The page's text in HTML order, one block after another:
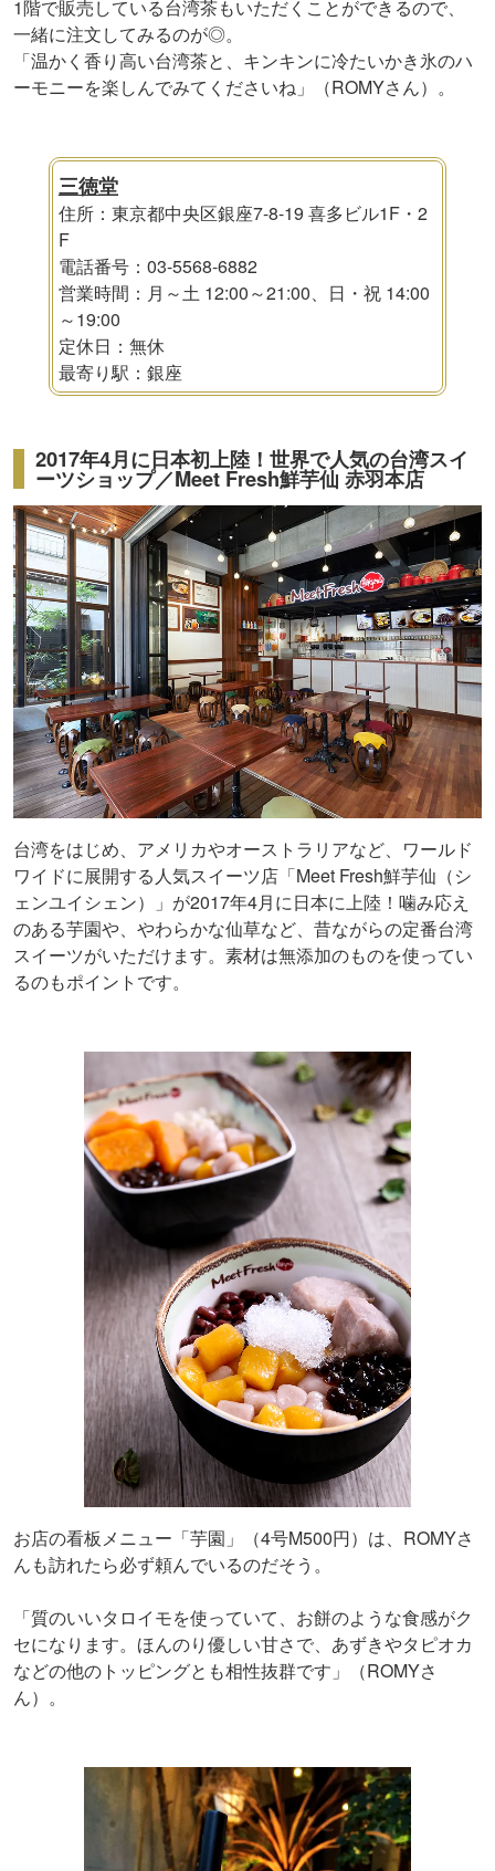
1階で販売している台湾茶もいただくことができるので、
一緒に注文してみるのが◎。
「温かく香り高い台湾茶と、キンキンに冷たいかき氷のハ
ーモニーを楽しんでみてくださいね」（ROMYさん）。
三徳堂
住所：東京都中央区銀座7-8-19 喜多ビル1F・2
F
電話番号：03-5568-6882
営業時間：月～土 12:00～21:00、日・祝 14:00
～19:00
定休日：無休
最寄り駅：銀座
2017年4月に日本初上陸！世界で人気の台湾スイ
ーツショップ／Meet Fresh鮮芋仙 赤羽本店
台湾をはじめ、アメリカやオーストラリアなど、ワールド
ワイドに展開する人気スイーツ店「Meet Fresh鮮芋仙（シ
ェンユイシェン）」が2017年4月に日本に上陸！噛み応え
のある芋園や、やわらかな仙草など、昔ながらの定番台湾
スイーツがいただけます。素材は無添加のものを使ってい
るのもポイントです。
お店の看板メニュー「芋園」（4号M500円）は、ROMYさ
んも訪れたら必ず頼んでいるのだそう。
「質のいいタロイモを使っていて、お餅のような食感がク
セになります。ほんのり優しい甘さで、あずきやタピオカ
などの他のトッピングとも相性抜群です」（ROMYさ
ん）。